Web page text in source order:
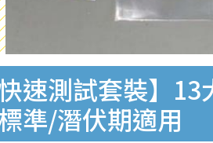
快速測試套裝】
準/潛伏期適用